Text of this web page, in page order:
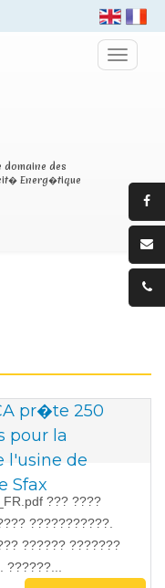
Toggle
des
Energ�tique
pr�te 250
pour la
l'usine de
Sfax
??? ????
???????????.
?????? ???????